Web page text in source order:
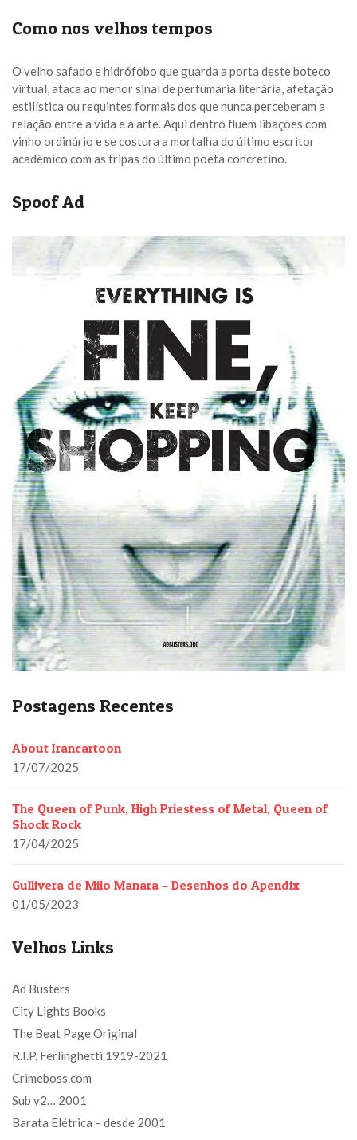
Como nos velhos tempos
O velho safado e hidrófobo que guarda a porta deste boteco
virtual, ataca ao menor sinal de perfumaria literária, afetação
estilística ou requintes formais dos que nunca perceberam a
relação entre a vida e a arte. Aqui dentro fluem libações com
vinho ordinário e se costura a mortalha do último escritor
acadêmico com as tripas do último poeta concretino.
Spoof Ad
Postagens Recentes
About Irancartoon
17/07/2025
The Queen of Punk, High Priestess of Metal, Queen of
Shock Rock
17/04/2025
Gullivera de Milo Manara – Desenhos do Apendix
01/05/2023
Velhos Links
Ad Busters
City Lights Books
The Beat Page Original
R.I.P. Ferlinghetti 1919-2021
Crimeboss.com
Sub v2… 2001
Barata Elétrica – desde 2001